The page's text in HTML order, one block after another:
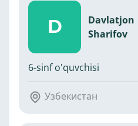
D
Davlatjon
Sharifov
6-sinf o'quvchisi
Узбекистан